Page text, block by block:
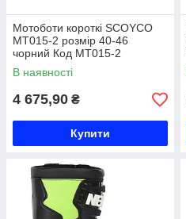
Мотоботи короткі SCOYCO
MT015-2 розмір 40-46
чорний Код MT015-2
В наявності
4 675,90 ₴
Купити